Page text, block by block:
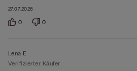
bewertet
27.07.2026
0 0
Lena E
Verifizierter Käufer